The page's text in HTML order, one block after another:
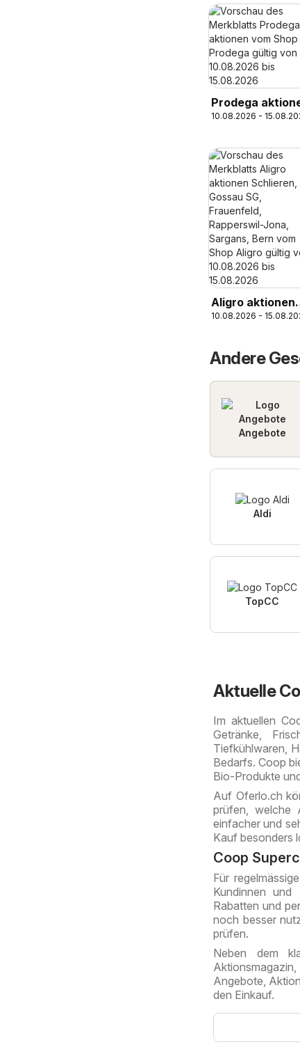
Prodega
10.08.2026 -
Aligro aktionen
Schlieren,
Frauenfeld,
Sargans, Bern
10.08.2026 -
Andere
Angebote
Aldi
TopCC
Aktuelle
Im aktuellen
Getränke,
Tiefkühlwaren,
Bedarfs. Coop
Bio-Produkte
Auf Oferlo.ch
prüfen, welche
einfacher und
Kauf besonders
Coop
Für
Kundinnen
Rabatten und
noch besser
prüfen.
Neben dem
Angebote,
den Einkauf.